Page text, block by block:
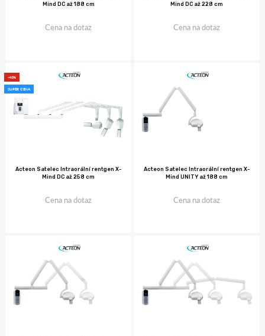
Mind DC až 188 cm
Cena na dotaz
Mind DC až 228 cm
Cena na dotaz
-40%
SUPER CENA
Acteon Satelec Intraorální rentgen X-
Mind DC až 258 cm
Cena na dotaz
Acteon Satelec Intraorální rentgen X-
Mind UNITY až 188 cm
Cena na dotaz